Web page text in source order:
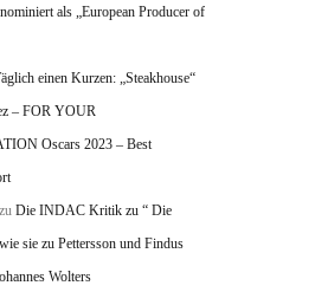
als „European Producer of
einen Kurzen: „Steakhouse“
– FOR YOUR
Oscars 2023 – Best
zu Die INDAC Kritik zu “ Die
sie zu Pettersson und Findus
Wolters